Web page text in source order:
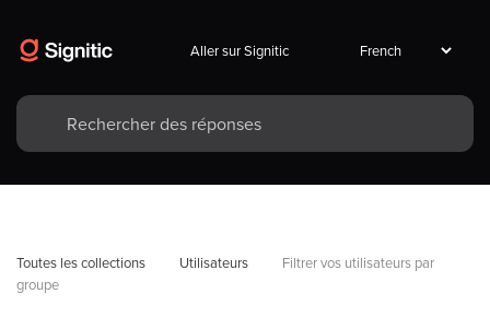
Aller sur Signitic
Toutes les collections Utilisateurs
Filtrer vos utilisateurs par
groupe